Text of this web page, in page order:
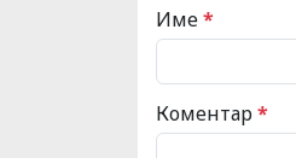
Име*
Коментар*